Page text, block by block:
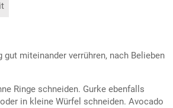
miteinander verrühren, nach Belieben
Ringe schneiden. Gurke ebenfalls
in kleine Würfel schneiden. Avocado